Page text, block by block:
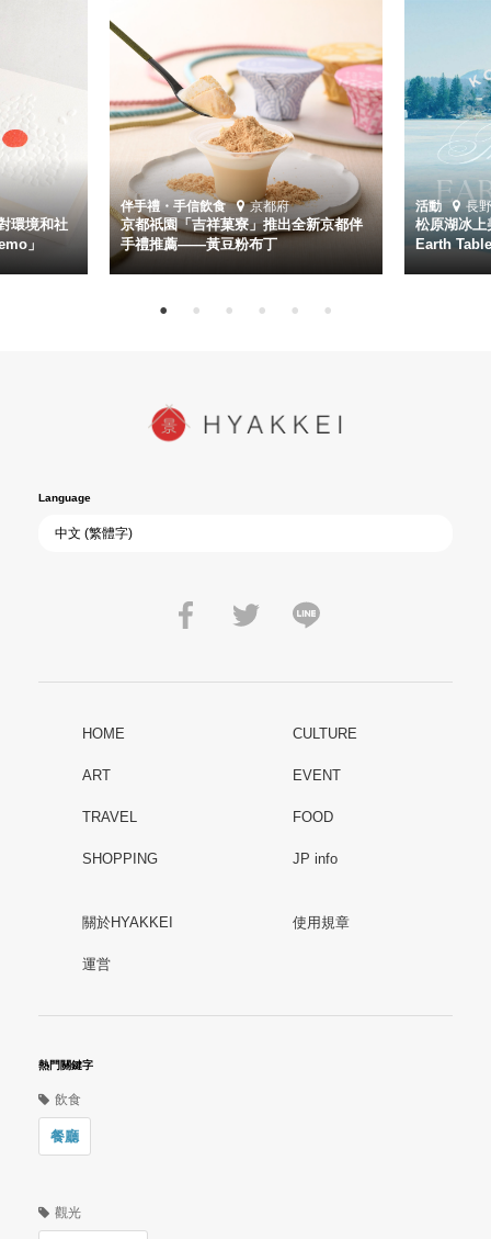
環境和社
」
伴手禮・手信飲食 京都府
京都祇園「吉祥菓寮」推出全新京都伴
手禮推薦——黃豆粉布丁
活動 長
松原湖冰
Earth
Language
HOME CULTURE
ART EVENT
TRAVEL FOOD
SHOPPING JP info
關於HYAKKEI 使用規章
運営
熱門關鍵字
飲食
餐廳
觀光